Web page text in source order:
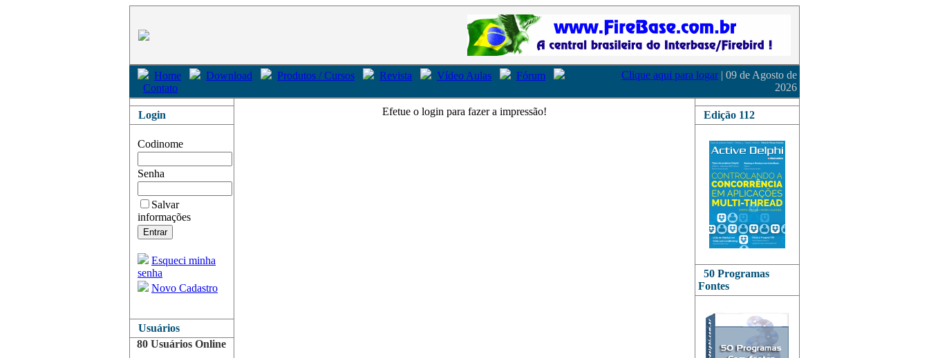
Home Download Produtos / Cursos Revista Vídeo Aulas
Fórum
Contato
Clique aqui para logar | 09 de Agosto de
2026
Login
Codinome
Senha
Salvar
informações
Esqueci minha
senha
Novo Cadastro
Usuários
80 Usuários Online
Efetue o login para fazer a impressão! Edição 112
50 Programas
Fontes